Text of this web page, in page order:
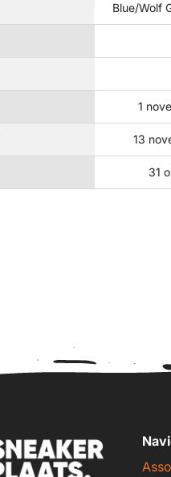
Blue/Wolf
1
13
31